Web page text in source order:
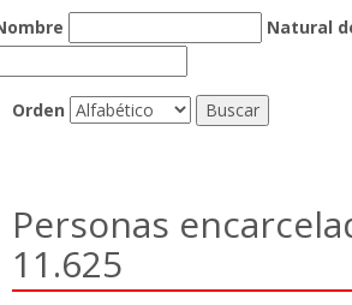
Natural
Orden
Personas
11.625